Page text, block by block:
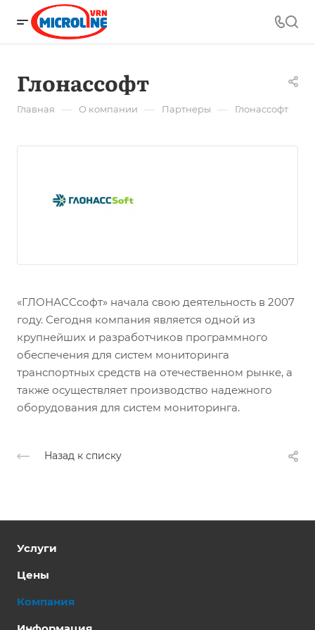
Глонассофт
Главная — О компании — Партнеры — Глонассофт
«ГЛОНАССсофт» начала свою деятельность в 2007
году. Сегодня компания является одной из
крупнейших и разработчиков программного
обеспечения для систем мониторинга
транспортных средств на отечественном рынке, а
также осуществляет производство надежного
оборудования для систем мониторинга.
Назад к списку
Услуги
Цены
Компания